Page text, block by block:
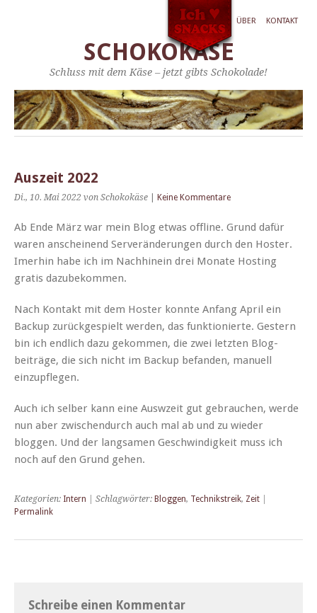
ÜBER KONTAKT
SCHOKOKÄSE
Schluss mit dem Käse – jetzt gibts Schokolade!
Auszeit 2022
Di., 10. Mai 2022 von Schokokäse Keine Kommentare
Ab Ende März war mein Blog etwas offline. Grund dafür
waren anscheinend Serverän­derun­gen durch den Hoster.
Imer­hin habe ich im Nach­hinein drei Monate Host­ing
gratis dazubekommen.
Nach Kon­takt mit dem Hoster kon­nte Anfang April ein
Back­up zurück­ge­spielt wer­den, das funk­tion­ierte. Gestern
bin ich endlich dazu gekom­men, die zwei let­zten Blog­
beiträge, die sich nicht im Back­up befan­den, manuell
einzupflegen.
Auch ich sel­ber kann eine Auswzeit gut gebrauchen, werde
nun aber zwis­chen­durch auch mal ab und zu wieder
bloggen. Und der langsamen Geschwindigkeit muss ich
noch auf den Grund gehen.
Kategorien: Intern | Schlagwörter: Bloggen, Technikstreik, Zeit
Permalink
Schreibe einen Kommentar